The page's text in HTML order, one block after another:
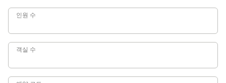
인원 수
인원 수
객실 수
객실 수